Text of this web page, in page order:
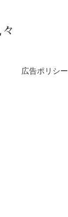
広告ポリシー